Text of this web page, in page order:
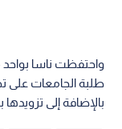
واحتفظت ناسا
طلبة الجامعات على
بالإضافة إلى